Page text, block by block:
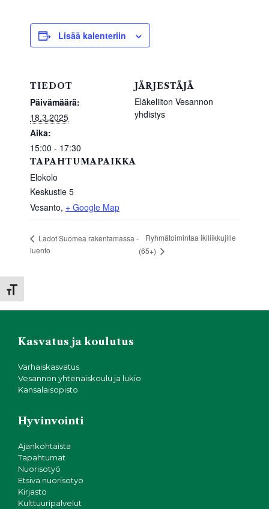
Toggle Font size
e
b
o
k
er s
A
e
Lisää kalenteriin
TIEDOT
Päivämäärä:
18.3.2025
Aika:
15:00 - 17:30
TAPAHTUMAPAIKKA
Elokolo
Keskustie 5
Vesanto, + Google Map
JÄRJESTÄJÄ
Eläkeliiton Vesannon
yhdistys
Ladot Suomea rakentamassa -
luento
Ryhmätoimintaa ikiliikkujille
(65+)
Kasvatus ja koulutus
Varhaiskasvatus
Vesannon yhtenäiskoulu ja lukio
Kansalaisopisto
Hyvinvointi
Ajankohtaista
Tapahtumat
Nuorisotyö
Etsivä nuorisotyö
Kirjasto
Kulttuuripalvelut